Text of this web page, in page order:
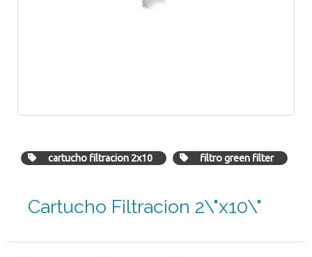
cartucho filtracion 2x10 filtro green filter
Cartucho Filtracion 2\"x10\"